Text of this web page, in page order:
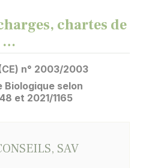
chartes de
…
n° 2003/2003
selon
et 2021/1165
SAV